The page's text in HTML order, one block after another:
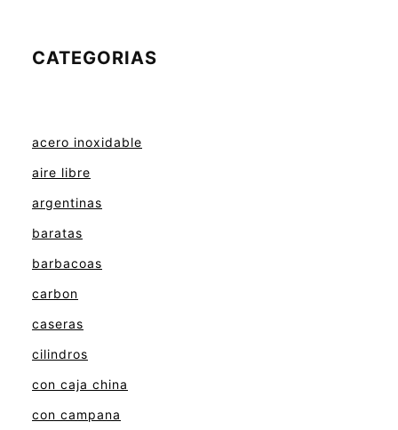
CATEGORIAS
acero inoxidable
aire libre
argentinas
baratas
barbacoas
carbon
caseras
cilindros
con caja china
con campana